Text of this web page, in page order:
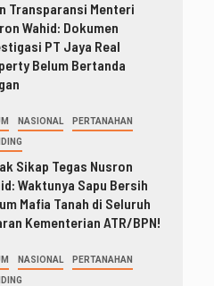
Transparansi Menteri
Wahid: Dokumen
PT Jaya Real
Belum Bertanda
NASIONAL PERTANAHAN
Sikap Tegas Nusron
Waktunya Sapu Bersih
Mafia Tanah di Seluruh
Kementerian ATR/BPN!
NASIONAL PERTANAHAN